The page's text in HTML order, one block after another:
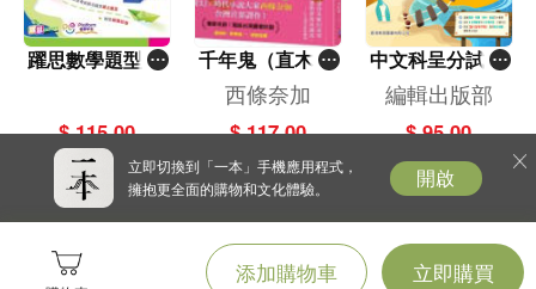
添加購物車 立即購買
躍思數學題型高
$ 115.00
千年鬼（直木獎
得主西條奈加最
催淚之作）
西條奈加
$ 117.00
中文科呈分試模
擬試卷六下
編輯出版部
$ 95.00
立即切換到「一本」手機應用程式，
擁抱更全面的購物和文化體驗。
開啟